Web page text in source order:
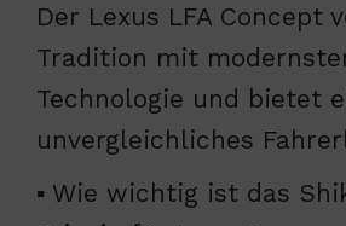
Der Lexus LFA Concept
Tradition mit
Technologie und bietet
unvergleichliches
▪ Wie wichtig ist das